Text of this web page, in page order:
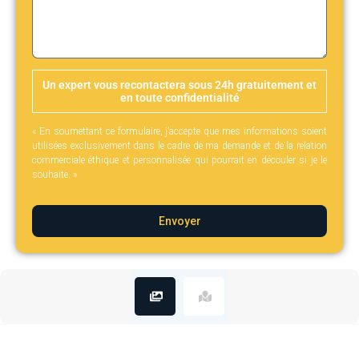
Un expert vous recontactera sous 24h gratuitement et
en toute confidentialité
« En soumettant ce formulaire, j’accepte que mes informations soient
utilisées exclusivement dans le cadre de ma demande et de la relation
commerciale éthique et personnalisée qui pourrait en découler si je le
souhaite. »
Envoyer